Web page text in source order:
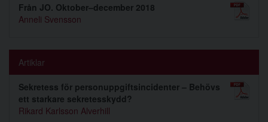
Från JO. Oktober–december 2018
Anneli Svensson
Artiklar
Sekretess för personuppgiftsincidenter – Behövs
ett starkare sekretesskydd?
Rikard Karlsson Alverhill